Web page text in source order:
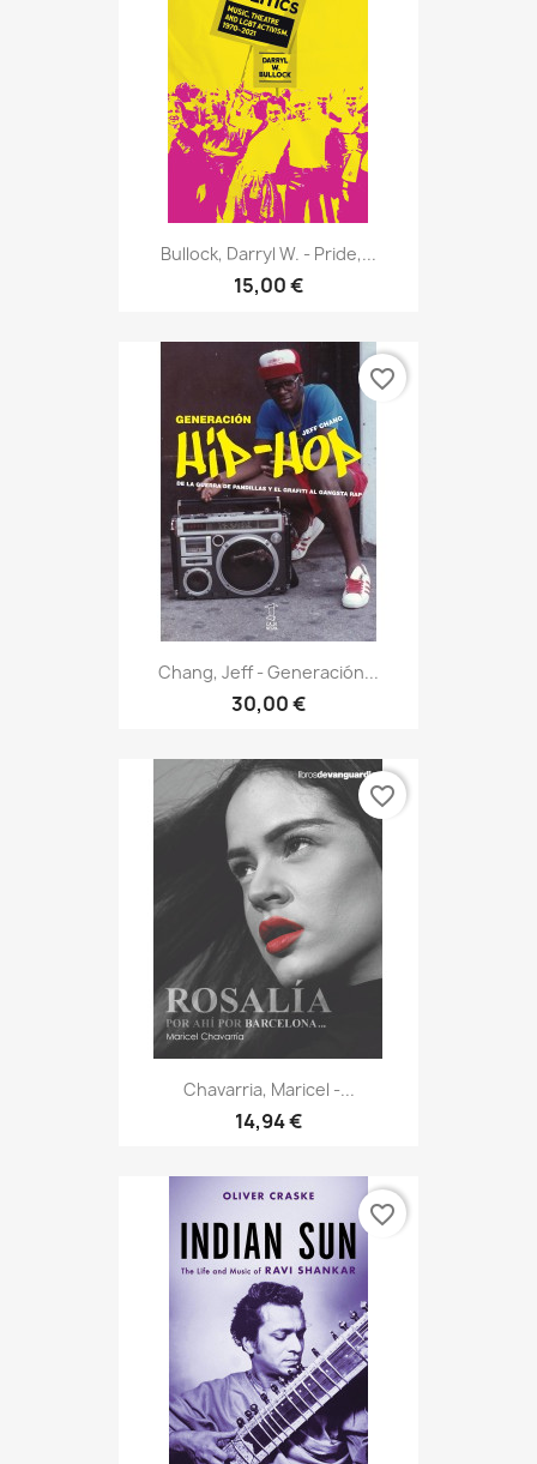
Bullock, Darryl W. - Pride,...
15,00 €
Chang, Jeff - Generación...
30,00 €
favorite_border
Chavarria, Maricel -...
14,94 €
favorite_border
favorite_border